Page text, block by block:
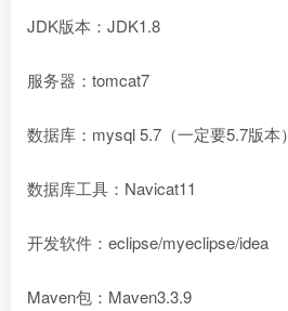
JDK版本：JDK1.8
服务器：tomcat7
数据库：mysql 5.7（一定要5.7版本）
数据库工具：Navicat11
开发软件：eclipse/myeclipse/idea
Maven包：Maven3.3.9